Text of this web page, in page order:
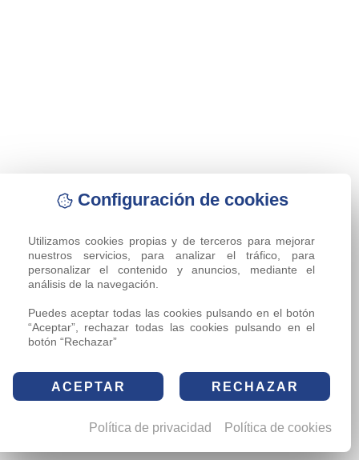
Configuración de cookies
Utilizamos cookies propias y de terceros para mejorar
nuestros servicios, para analizar el tráfico, para
personalizar el contenido y anuncios, mediante el
análisis de la navegación.
Puedes aceptar todas las cookies pulsando en el botón
“Aceptar”, rechazar todas las cookies pulsando en el
botón “Rechazar”
ACEPTAR RECHAZAR
Política de privacidad Política de cookies